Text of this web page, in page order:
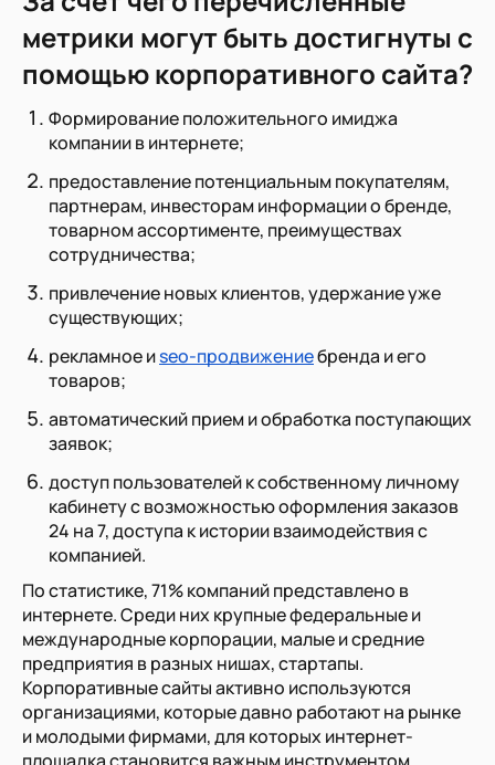
метрики могут быть достигнуты с
помощью корпоративного сайта?
Формирование положительного имиджа
компании в интернете;
предоставление потенциальным покупателям,
партнерам, инвесторам информации о бренде,
товарном ассортименте, преимуществах
сотрудничества;
привлечение новых клиентов, удержание уже
существующих;
рекламное иseo-продвижениебренда и его
товаров;
автоматический прием и обработка поступающих
заявок;
доступ пользователей к собственному личному
кабинету с возможностью оформления заказов
24 на 7, доступа к истории взаимодействия с
компанией.
По статистике, 71% компаний представлено в
интернете. Среди них крупные федеральные и
международные корпорации, малые и средние
предприятия в разных нишах, стартапы.
Корпоративные сайты активно используются
организациями, которые давно работают на рынке
и молодыми фирмами, для которых интернет-